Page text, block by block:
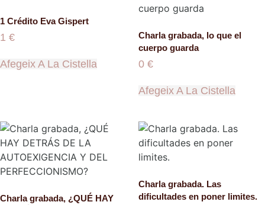
1 Crédito Eva Gispert
1 €
Afegeix A La Cistella
Charla grabada, lo que el
cuerpo guarda
0 €
Afegeix A La Cistella
Charla grabada, ¿QUÉ HAY
Charla grabada. Las
dificultades en poner limites.